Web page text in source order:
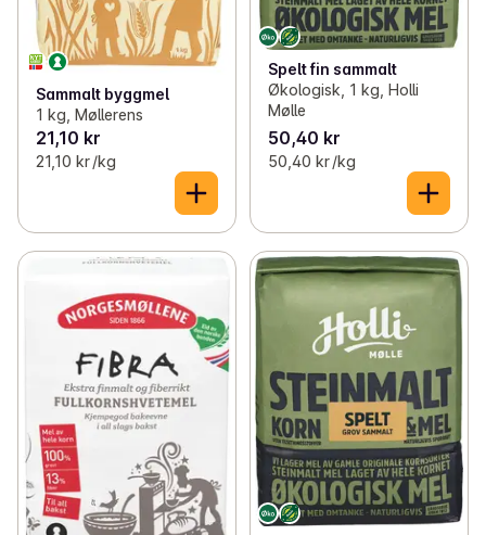
Sammalt byggmel
1 kg, Møllerens
21,10 kr
21,10 kr /kg
Spelt fin sammalt
Økologisk, 1 kg, Holli
Mølle
50,40 kr
50,40 kr /kg